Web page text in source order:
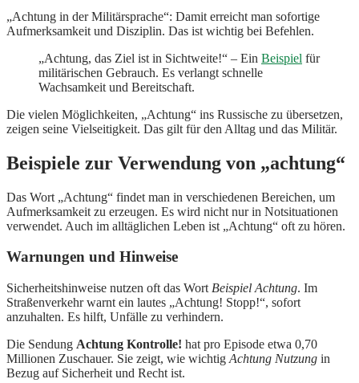
„Achtung in der Militärsprache“: Damit erreicht man sofortige
Aufmerksamkeit und Disziplin. Das ist wichtig bei Befehlen.
„Achtung, das Ziel ist in Sichtweite!“ – Ein Beispiel für
militärischen Gebrauch. Es verlangt schnelle
Wachsamkeit und Bereitschaft.
Die vielen Möglichkeiten, „Achtung“ ins Russische zu übersetzen,
zeigen seine Vielseitigkeit. Das gilt für den Alltag und das Militär.
Beispiele zur Verwendung von „achtung“
Das Wort „Achtung“ findet man in verschiedenen Bereichen, um
Aufmerksamkeit zu erzeugen. Es wird nicht nur in Notsituationen
verwendet. Auch im alltäglichen Leben ist „Achtung“ oft zu hören.
Warnungen und Hinweise
Sicherheitshinweise nutzen oft das Wort Beispiel Achtung. Im
Straßenverkehr warnt ein lautes „Achtung! Stopp!“, sofort
anzuhalten. Es hilft, Unfälle zu verhindern.
Die Sendung Achtung Kontrolle! hat pro Episode etwa 0,70
Millionen Zuschauer. Sie zeigt, wie wichtig Achtung Nutzung in
Bezug auf Sicherheit und Recht ist.